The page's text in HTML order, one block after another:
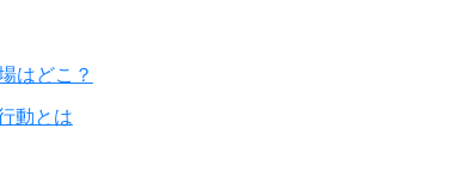
はどこ？
動とは